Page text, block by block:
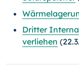
Dritter
verliehen